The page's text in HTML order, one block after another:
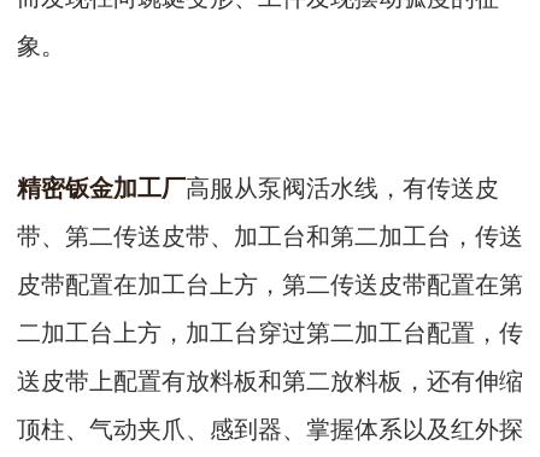
象。
精密钣金加工厂高服从泵阀活水线，有传送皮
带、第二传送皮带、加工台和第二加工台，传送
皮带配置在加工台上方，第二传送皮带配置在第
二加工台上方，加工台穿过第二加工台配置，传
送皮带上配置有放料板和第二放料板，还有伸缩
顶柱、气动夹爪、感到器、掌握体系以及红外探